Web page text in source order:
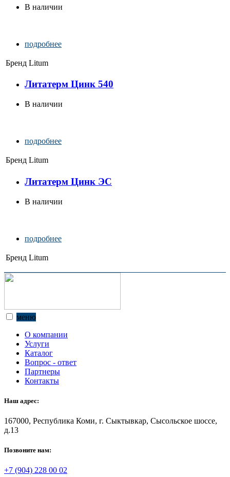
В наличии
подробнее
Бренд Litum
Литатерм Цинк 540
В наличии
подробнее
Бренд Litum
Литатерм Цинк ЭС
В наличии
подробнее
Бренд Litum
меню
О компании
Услуги
Каталог
Вопрос - ответ
Партнеры
Контакты
Наш адрес:
167000, Республика Коми, г. Сыктывкар, Сысольское шоссе,
д.13
Позвоните нам:
+7 (904) 228 00 02